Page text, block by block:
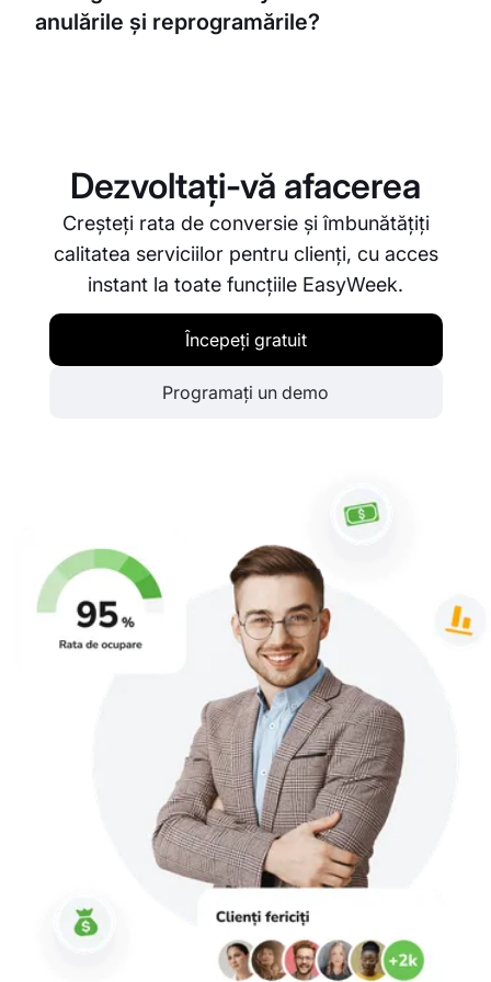
fără redirecționare, oferind o experiență de
anulările și reprogramările?
încărcarea personalului dumneavoastră.
Dezvoltați-vă afacerea
Creșteți rata de conversie și îmbunătățiți
calitatea serviciilor pentru clienți, cu acces
instant la toate funcțiile EasyWeek.
Începeți gratuit
Programați un demo